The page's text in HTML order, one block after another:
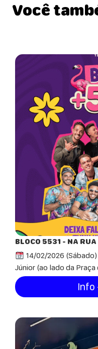
Você
BLOCO 5531 - NA
14/02/2026 (Sábado)
Júnior (ao lado da Praça
Info